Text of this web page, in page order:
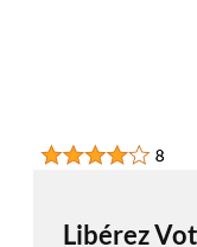
Libérez